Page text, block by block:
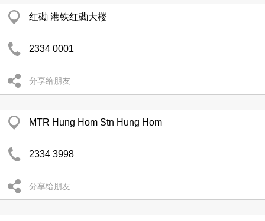
红磡 港铁红磡大楼
2334 0001
分享给朋友
MTR Hung Hom Stn Hung Hom
2334 3998
分享给朋友